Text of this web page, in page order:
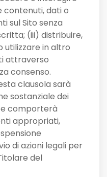
contenuti, dati o
sul Sito senza
(iii) distribuire,
utilizzare in altro
attraverso
consenso.
clausola sarà
sostanziale dei
e comporterà
appropriati,
di azioni legali per
del